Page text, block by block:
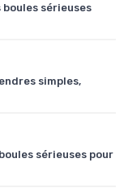
sérieuses
simples,
sérieuses pour